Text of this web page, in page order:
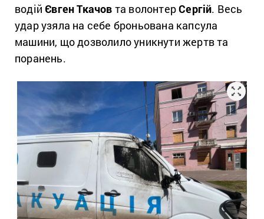
водій Євген Ткачов та волонтерСергій. Весь
удар узяла на себе броньована капсула
машини, що дозволило уникнути жертв та
поранень.